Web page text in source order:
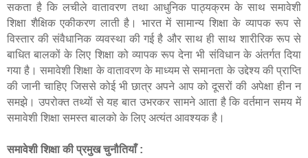
सकता है कि लचीले वातावरण तथा आधुनिक पाठ्यक्रम के साथ समावेशी
शिक्षा शैक्षिक एकीकरण लाती है। भारत में सामान्य शिक्षा के व्यापक रूप से
विस्तार की संवैधानिक व्यवस्था की गई है और साथ ही साथ शारीरिक रूप से
बाधित बालकों के लिए शिक्षा को व्यापक रूप देना भी संविधान के अंतर्गत दिया
गया है। समावेशी शिक्षा के वातावरण के माध्यम से समानता के उद्देश्य की प्राप्ति
की जानी चाहिए जिससे कोई भी छात्र अपने आप को दूसरों की अपेक्षा हीन न
समझे। उपरोक्त तथ्यों से यह बात उभरकर सामने आता है कि वर्तमान समय में
समावेशी शिक्षा समस्त बालको के लिए अत्यंत आवश्यक है।
समावेशी शिक्षा की प्रमुख चुनौतियाँ :